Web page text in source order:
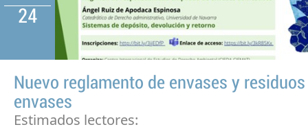
24
Nuevo reglamento de envases y
envases
Estimados lectores: